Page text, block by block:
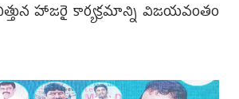
హాజరై కార్యక్రమాన్ని విజయవంతం